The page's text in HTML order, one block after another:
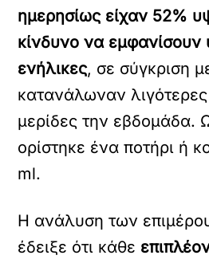
ημερησίως είχαν 52%
κίνδυνο να
ενήλικες, σε σύγκριση
κατανάλωναν
μερίδες την εβδομάδα.
ορίστηκε ένα ποτήρι ή
ml.
Η ανάλυση των
έδειξε ότι κάθε